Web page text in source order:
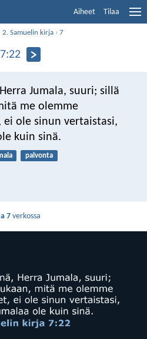
Aiheet Tilaa
2. Samuelin kirja ›7
Jumala, suuri; sillä
me olemme
ole sinun vertaistasi,
kuin sinä.
palvonta
7 verkossa